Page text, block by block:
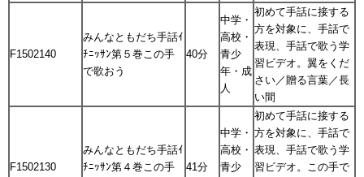
F1502140
みんなともだち手話ｲ
ﾁﾆｯｻﾝ第５巻この手
で歌おう
40分
中学・
高校・
青少
年・成
人
初めて手話に接する
方を対象に、手話で
表現、手話で歌う学
習ビデオ。翼をくだ
さい／贈る言葉／長
い間
F1502130
みんなともだち手話ｲ
ﾁﾆｯｻﾝ第４巻この手
41分
中学・
高校・
青少
初めて手話に接する
方を対象に、手話で
表現、手話で歌う学
習ビデオ。この手で